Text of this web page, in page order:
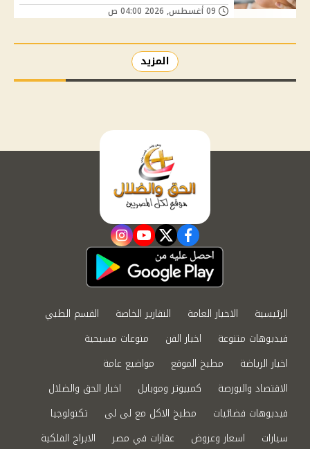
المزيد
facebook
twitter
youtube
instagram
الرئيسية الاخبار العامة التقارير الخاصة
القسم الطبي
فيديوهات متنوعة
اخبار الفن
منوعات مسيحية
اخبار الرياضة
مطبخ الموقع
مواضيع عامة
الاقتصاد والبورصة
كمبيوتر وموبايل
اخبار الحق والضلال
فيديوهات فضائيات
مطبخ الاكل مع لى لى
تكنولوجيا
سيارات
اسعار وعروض عقارات في مصر الابراج الفلكية